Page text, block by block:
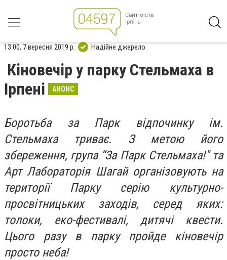
13:00, 7 вересня 2019 р. Надійне джерело
Кіновечір у парку Стельмаха в
Ірпені
АНОНС
Боротьба за Парк відпочинку ім.
Стельмаха триває. З метою його
збереження, група “За Парк Стельмаха!" та
Арт Лабораторія Шагай організовують на
території Парку серію культурно-
просвітницьких заходів, серед яких:
толоки, еко-фестивалі, дитячі квести.
Цього разу в парку пройде кіновечір
просто неба!